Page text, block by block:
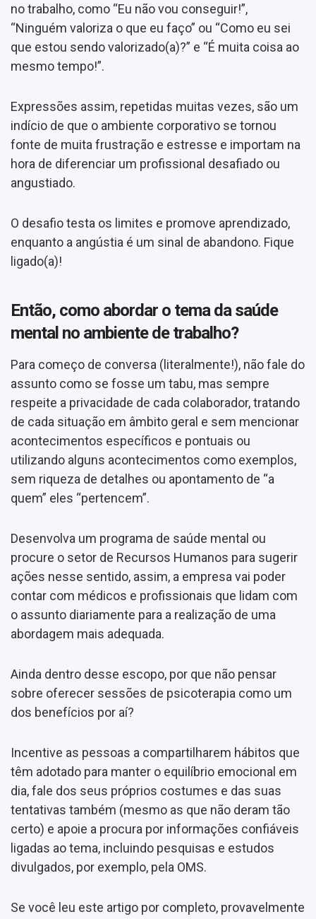
no trabalho, como “Eu não vou conseguir!”,
“Ninguém valoriza o que eu faço” ou “Como eu sei
que estou sendo valorizado(a)?” e “É muita coisa ao
mesmo tempo!”.
Expressões assim, repetidas muitas vezes, são um
indício de que o ambiente corporativo se tornou
fonte de muita frustração e estresse e importam na
hora de diferenciar um profissional desafiado ou
angustiado.
O desafio testa os limites e promove aprendizado,
enquanto a angústia é um sinal de abandono. Fique
ligado(a)!
Então, como abordar o tema da saúde
mental no ambiente de trabalho?
Para começo de conversa (literalmente!), não fale do
assunto como se fosse um tabu, mas sempre
respeite a privacidade de cada colaborador, tratando
de cada situação em âmbito geral e sem mencionar
acontecimentos específicos e pontuais ou
utilizando alguns acontecimentos como exemplos,
sem riqueza de detalhes ou apontamento de “a
quem” eles “pertencem”.
Desenvolva um programa de saúde mental ou
procure o setor de Recursos Humanos para sugerir
ações nesse sentido, assim, a empresa vai poder
contar com médicos e profissionais que lidam com
o assunto diariamente para a realização de uma
abordagem mais adequada.
Ainda dentro desse escopo, por que não pensar
sobre oferecer sessões de psicoterapia como um
dos benefícios por aí?
Incentive as pessoas a compartilharem hábitos que
têm adotado para manter o equilíbrio emocional em
dia, fale dos seus próprios costumes e das suas
tentativas também (mesmo as que não deram tão
certo) e apoie a procura por informações confiáveis
ligadas ao tema, incluindo pesquisas e estudos
divulgados, por exemplo, pela OMS.
Se você leu este artigo por completo, provavelmente